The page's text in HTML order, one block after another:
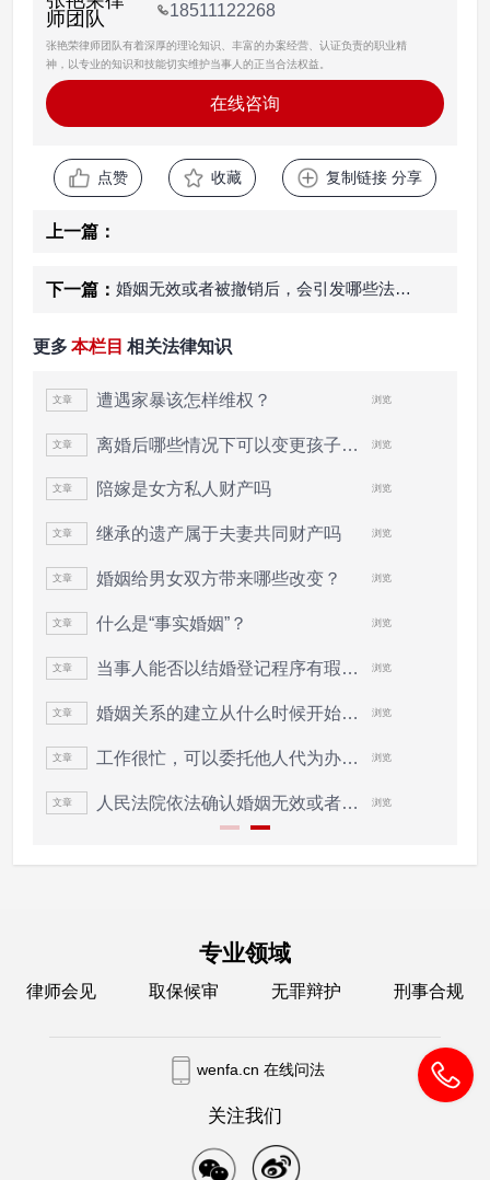
师团队
18511122268
张艳荣律师团队有着深厚的理论知识、丰富的办案经营、认证负责的职业精
神，以专业的知识和技能切实维护当事人的正当合法权益。
在线咨询
点赞 收藏 复制链接 分享
上一篇：
下一篇： 婚姻无效或者被撤销后，会引发哪些法律后果？
更多 本栏目 相关法律知识
文章 遭遇家暴该怎样维权？ 浏览
文章 离婚后哪些情况下可以变更孩子抚养权 浏览
文章 陪嫁是女方私人财产吗 浏览
文章 继承的遗产属于夫妻共同财产吗 浏览
文章 婚姻给男女双方带来哪些改变？ 浏览
文章 什么是“事实婚姻”？ 浏览
文章 当事人能否以结婚登记程序有瑕疵，诉请... 浏览
文章 婚姻关系的建立从什么时候开始计算？ 浏览
文章 工作很忙，可以委托他人代为办理结婚登... 浏览
文章 人民法院依法确认婚姻无效或者撤销婚姻... 浏览
专业领域
律师会见 取保候审 无罪辩护 刑事合规
wenfa.cn 在线问法
关注我们